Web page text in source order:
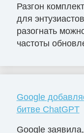
Разгон
для
разогнать
частоты
Google
битве ChatGPT
Google